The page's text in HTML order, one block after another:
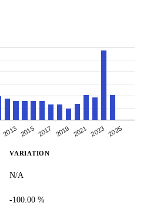
2013 2015 2017 2019 2021 2023 2025
VARIATION
N/A
-100.00 %